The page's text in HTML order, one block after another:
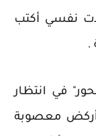
نفسي أكتب
.
في انتظار
معصوبة